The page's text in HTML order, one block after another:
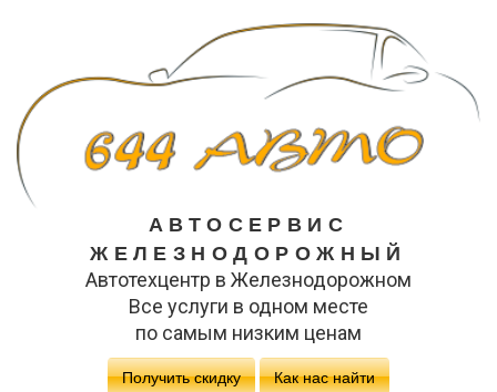
АВТОСЕРВИС
ЖЕЛЕЗНОДОРОЖНЫЙ
Автотехцентр в Железнодорожном
Все услуги в одном месте
по самым низким ценам
Получить скидку Как нас найти